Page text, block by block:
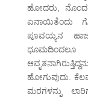
ಹೋದರು,
ಏನಾಯಿತೆಂದು
ಪೂವಯ್ಯನ
ಧೂಮದಿಂದಲೂ
ಹೋಗುವುದು.
ಮರಗಳನ್ನು